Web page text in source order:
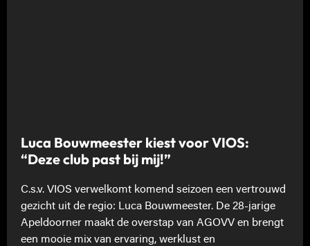
Luca Bouwmeester kiest voor VIOS:
“Deze club past bij mij!”
C.s.v. VIOS verwelkomt komend seizoen een vertrouwd
gezicht uit de regio: Luca Bouwmeester. De 28-jarige
Apeldoorner maakt de overstap van AGOVV en brengt
een mooie mix van ervaring, werklust en